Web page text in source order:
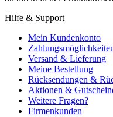
Hilfe & Support
Mein Kundenkonto
Versand & Lieferung
Meine Bestellung
Rücksendungen &
Aktionen &
Weitere Fragen?
Firmenkunden